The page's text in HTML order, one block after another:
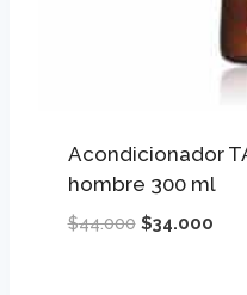
Acondicionador
hombre 300 ml
$44.000 El
$34.000El